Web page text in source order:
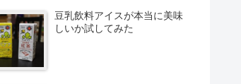
豆乳飲料アイスが本当に美味
しいか試してみた